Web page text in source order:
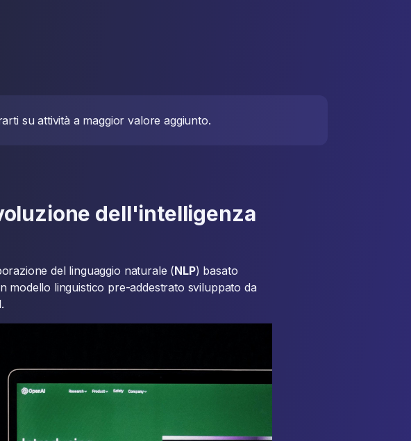
su attività a maggior valore aggiunto.
dell'intelligenza
del linguaggio naturale (NLP) basato
modello linguistico pre-addestrato sviluppato da